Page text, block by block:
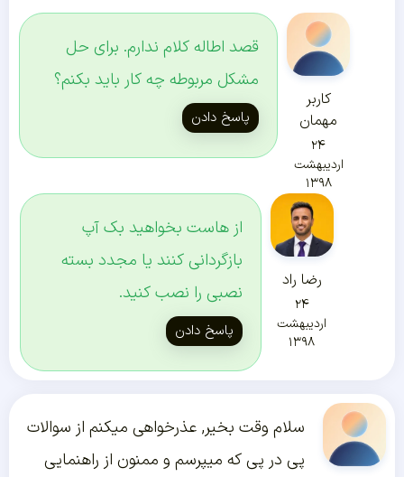
کاربر
مهمان
۲۴
اردیبهشت
۱۳۹۸
قصد اطاله کلام ندارم. برای حل
مشکل مربوطه چه کار باید بکنم؟
پاسخ دادن
رضا راد
۲۴
اردیبهشت
۱۳۹۸
از هاست بخواهید بک آپ
بازگردانی کنند یا مجدد بسته
نصبی را نصب کنید.
پاسخ دادن
سلام وقت بخیر, عذرخواهی میکنم از سوالات
پی در پی که میپرسم و ممنون از راهنمایی